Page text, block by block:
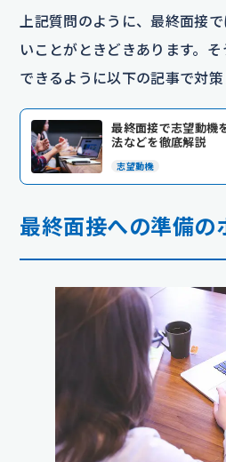
上記質問のように、最終面接
いことがときどきあります。
できるように以下の記事で対策
最終面接で志望動機
法などを徹底解説
志望動機
最終面接への準備の